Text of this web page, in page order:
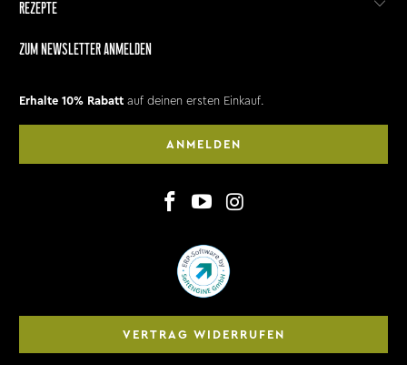
REZEPTE
ZUM NEWSLETTER ANMELDEN
Erhalte 10% Rabatt auf deinen ersten Einkauf.
ANMELDEN
VERTRAG WIDERRUFEN